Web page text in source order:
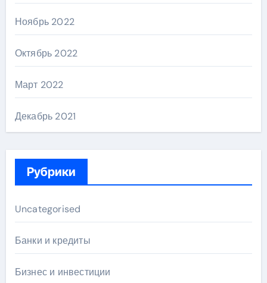
Ноябрь 2022
Октябрь 2022
Март 2022
Декабрь 2021
Рубрики
Uncategorised
Банки и кредиты
Бизнес и инвестиции